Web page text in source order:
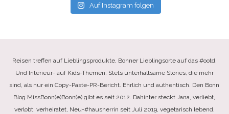
Auf Instagram folgen
Reisen treffen auf Lieblingsprodukte, Bonner Lieblingsorte auf das #ootd.
Und Interieur- auf Kids-Themen. Stets unterhaltsame Stories, die mehr
sind, als nur ein Copy-Paste-PR-Bericht. Ehrlich und authentisch. Den Bonn
Blog MissBonn(e)Bonn(e) gibt es seit 2012. Dahinter steckt Jana, verliebt,
verlobt, verheiratet, Neu-#hausherrin seit Juli 2019, vegetarisch lebend,